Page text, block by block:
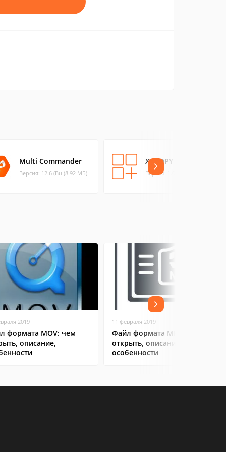
Multi Commander
Версия: 12.6 (Bu (8.92 МБ)
XXCOPY
Версия: 1.0 (0.01 МБ)
2019
формата MOV: чем
описание,
11 февраля 2019
Файл формата MP4: чем
открыть, описание,
особенности